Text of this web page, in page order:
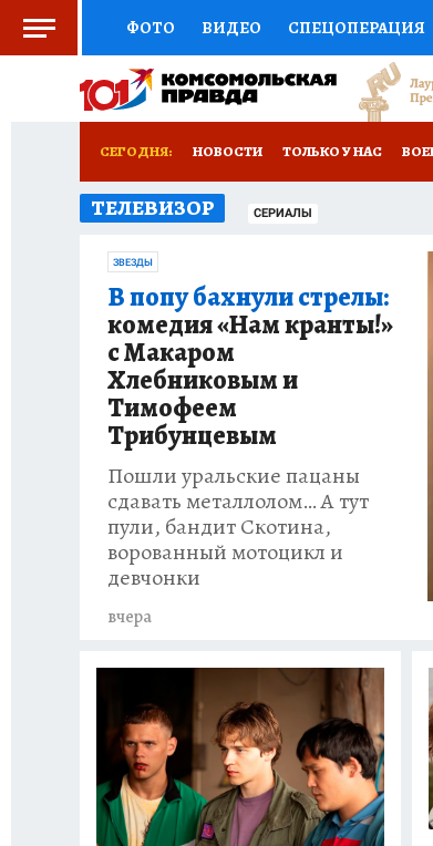
ФОТО ВИДЕО СПЕЦОПЕРАЦИЯ
СОЦПОДДЕРЖКА НАУКА СПОРТ
КНИЖНАЯ ПОЛКА
ПРЕСС-ЦЕНТР
РАДИО КП РЕКЛАМА ТЕСТЫ
СЕГОДНЯ: НОВОСТИ ТОЛЬКО У НАС
РАЗРУШЕНИЕ КАХОВСКОЙ ГЭС
ТЕЛЕВИЗОР СЕРИАЛЫ
ЗВЕЗДЫ
В попу бахнули стрелы:
комедия «Нам кранты!»
с Макаром
Хлебниковым и
Тимофеем
Трибунцевым
Пошли уральские пацаны
сдавать металлолом… А тут
пули, бандит Скотина,
ворованный мотоцикл и
девчонки
вчера